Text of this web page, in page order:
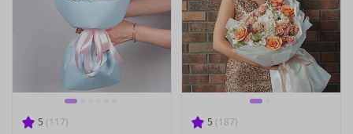
5 (117) 5 (187)